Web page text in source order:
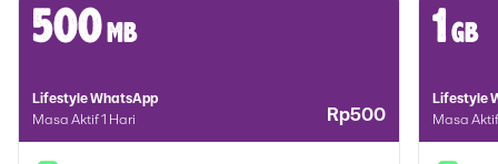
500 mb
Lifestyle WhatsApp
Masa Aktif 1 Hari
Rp500
1 gb
Lifestyle
Masa